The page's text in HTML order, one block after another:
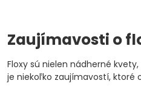
Zaujímavosti o
Floxy sú nielen nádherné
je niekoľko zaujímavostí, ktoré